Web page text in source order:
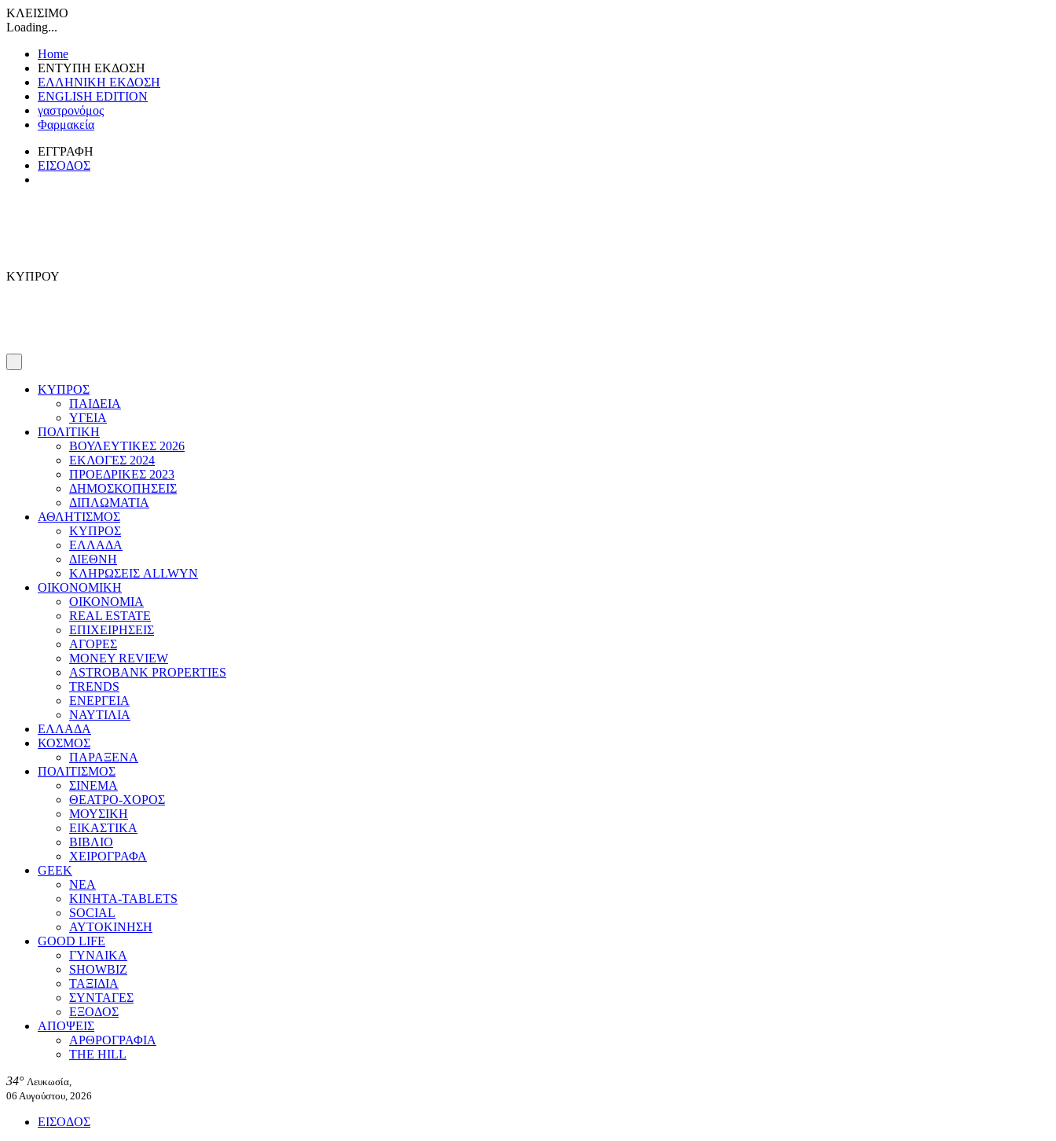
ΚΛΕΙΣΙΜΟ
Loading...
Home
ΕΝΤΥΠΗ ΕΚΔΟΣΗ
ΕΛΛΗΝΙΚΗ ΕΚΔΟΣΗ
ENGLISH EDITION
γαστρονόμος
Φαρμακεία
ΕΓΓΡΑΦΗ
ΕΙΣΟΔΟΣ
ΚΥΠΡΟΥ
ΚΥΠΡΟΣ
ΠΑΙΔΕΙΑ
ΥΓΕΙΑ
ΠΟΛΙΤΙΚΗ
ΒΟΥΛΕΥΤΙΚΕΣ 2026
ΕΚΛΟΓΕΣ 2024
ΠΡΟΕΔΡΙΚΕΣ 2023
ΔΗΜΟΣΚΟΠΗΣΕΙΣ
ΔΙΠΛΩΜΑΤΙΑ
ΑΘΛΗΤΙΣΜΟΣ
ΚΥΠΡΟΣ
ΕΛΛΑΔΑ
ΔΙΕΘΝΗ
ΚΛΗΡΩΣΕΙΣ ALLWYN
ΟΙΚΟΝΟΜΙΚΗ
ΟΙΚΟΝΟΜΙΑ
REAL ESTATE
ΕΠΙΧΕΙΡΗΣΕΙΣ
ΑΓΟΡΕΣ
MONEY REVIEW
ASTROBANK PROPERTIES
TRENDS
ΕΝΕΡΓΕΙΑ
ΝΑΥΤΙΛΙΑ
ΕΛΛΑΔΑ
ΚΟΣΜΟΣ
ΠΑΡΑΞΕΝΑ
ΠΟΛΙΤΙΣΜΟΣ
ΣΙΝΕΜΑ
ΘΕΑΤΡΟ-ΧΟΡΟΣ
ΜΟΥΣΙΚΗ
ΕΙΚΑΣΤΙΚΑ
ΒΙΒΛΙΟ
ΧΕΙΡΟΓΡΑΦΑ
GEEK
ΝΕΑ
ΚΙΝΗΤΑ-TABLETS
SOCIAL
ΑΥΤΟΚΙΝΗΣΗ
GOOD LIFE
ΓΥΝΑΙΚΑ
SHOWBIZ
ΤΑΞΙΔΙΑ
ΣΥΝΤΑΓΕΣ
ΕΞΟΔΟΣ
ΑΠΟΨΕΙΣ
ΑΡΘΡΟΓΡΑΦΙΑ
THE HILL
34° Λευκωσία,
06 Αυγούστου, 2026
ΕΙΣΟΔΟΣ